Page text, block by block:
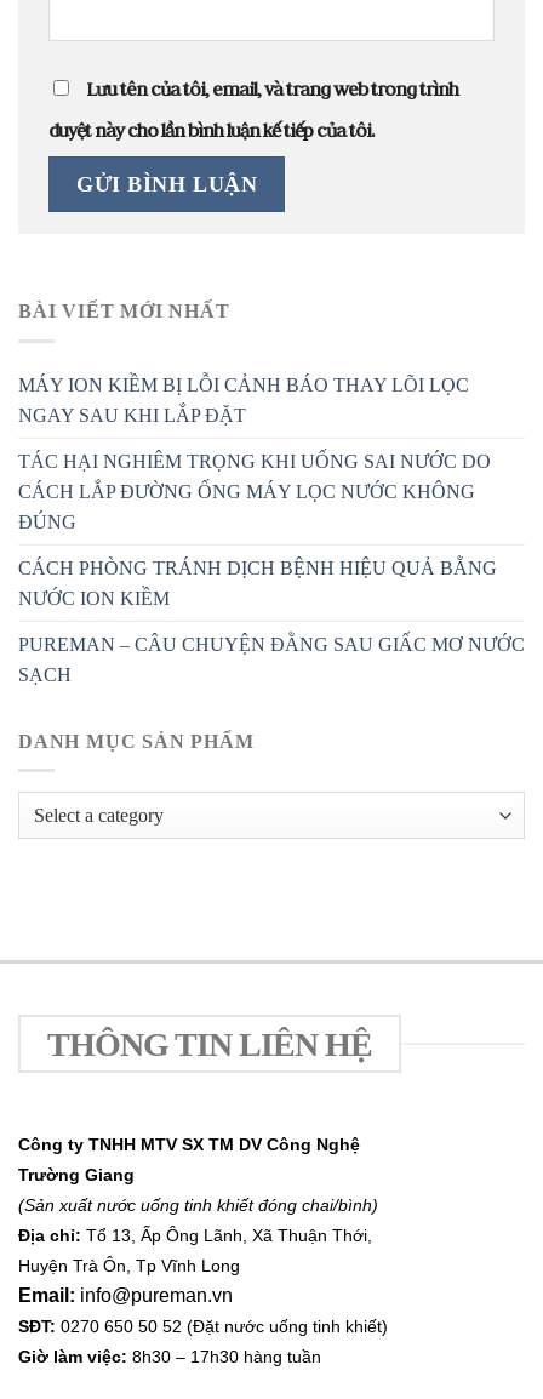
Lưu tên của tôi, email, và trang web trong trình
duyệt này cho lần bình luận kế tiếp của tôi.
BÀI VIẾT MỚI NHẤT
MÁY ION KIỀM BỊ LỖI CẢNH BÁO THAY LÕI LỌC
NGAY SAU KHI LẮP ĐẶT
TÁC HẠI NGHIÊM TRỌNG KHI UỐNG SAI NƯỚC DO
CÁCH LẮP ĐƯỜNG ỐNG MÁY LỌC NƯỚC KHÔNG
ĐÚNG
CÁCH PHÒNG TRÁNH DỊCH BỆNH HIỆU QUẢ BẰNG
NƯỚC ION KIỀM
PUREMAN – CÂU CHUYỆN ĐẰNG SAU GIẤC MƠ NƯỚC
SẠCH
DANH MỤC SẢN PHẨM
THÔNG TIN LIÊN HỆ
Công ty TNHH MTV SX TM DV Công Nghệ
Trường Giang
(Sản xuất nước uống tinh khiết đóng chai/bình)
Địa chỉ: Tổ 13, Ấp Ông Lãnh, Xã Thuận Thới,
Huyện Trà Ôn, Tp Vĩnh Long
Email: info@pureman.vn
SĐT: 0270 650 50 52 (Đặt nước uống tinh khiết)
Giờ làm việc: 8h30 – 17h30 hàng tuần